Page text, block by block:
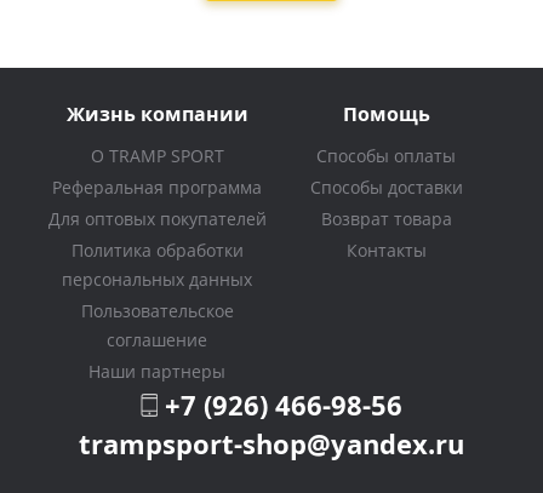
Жизнь компании
О TRAMP SPORT
Реферальная программа
Для оптовых покупателей
Политика обработки
персональных данных
Пользовательское
соглашение
Наши партнеры
Помощь
Способы оплаты
Способы доставки
Возврат товара
Контакты
+7 (926) 466-98-56
trampsport-shop@yandex.ru